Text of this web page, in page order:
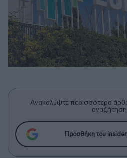
Ανακαλύψτε περισσότερα
Προσθήκη του